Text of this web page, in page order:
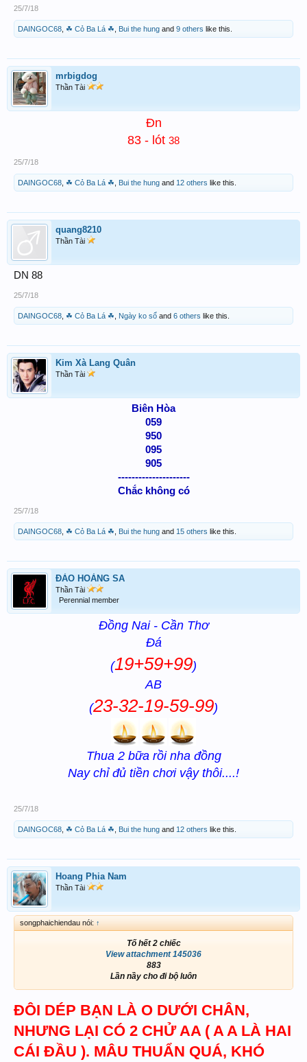
25/7/18
DAINGOC68 ☘ Cỏ Ba Lá ☘ Bui the hung and 9 others like this.
mrbigdog
Thần Tài
Đn
83 - lót 38
25/7/18
DAINGOC68 ☘ Cỏ Ba Lá ☘ Bui the hung and 12 others like this.
quang8210
Thần Tài
DN 88
25/7/18
DAINGOC68 ☘ Cỏ Ba Lá ☘ Ngày ko sổ and 6 others like this.
Kim Xà Lang Quân
Thần Tài
Biên Hòa
059
950
095
905
---------------------
Chắc không có
25/7/18
DAINGOC68 ☘ Cỏ Ba Lá ☘ Bui the hung and 15 others like this.
ĐẢO HOÀNG SA
Thần Tài
Perennial member
Đồng Nai - Cần Thơ
Đá
(19+59+99)
AB
(23-32-19-59-99)
Thua 2 bữa rồi nha đồng
Nay chỉ đủ tiền chơi vậy thôi....!
25/7/18
DAINGOC68 ☘ Cỏ Ba Lá ☘ Bui the hung and 12 others like this.
Hoang Phia Nam
Thần Tài
songphaichiendau nói: ↑
Tố hết 2 chiếc
View attachment 145036
883
Lần nầy cho đi bộ luôn
ĐÔI DÉP BẠN LÀ O DƯỚI CHÂN,
NHƯNG LẠI CÓ 2 CHỬ AA ( A A LÀ HAI
CÁI ĐẦU ). MÂU THUẨN QUÁ, KHÓ